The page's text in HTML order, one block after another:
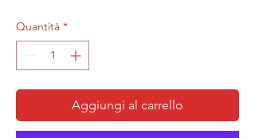
Quantità *
Aggiungi al carrello